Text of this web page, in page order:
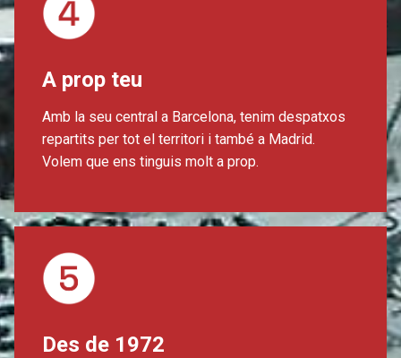
A prop teu
Amb la seu central a Barcelona, tenim despatxos
repartits per tot el territori i també a Madrid.
Volem que ens tinguis molt a prop.
Des de 1972